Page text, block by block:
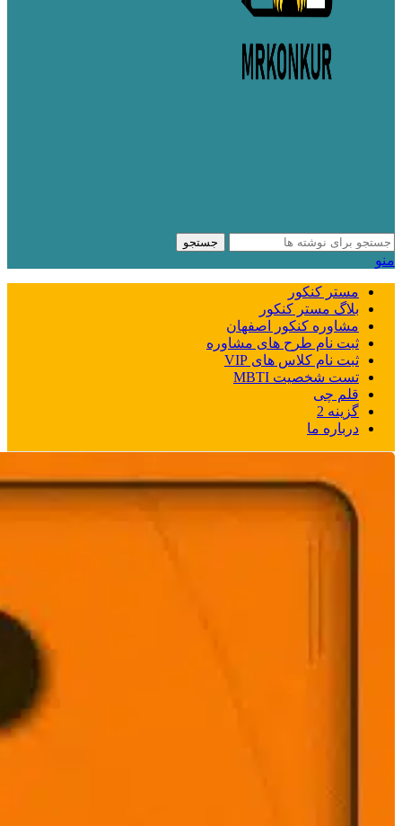
جستجو
منو
مستر کنکور
بلاگ مستر کنکور
مشاوره کنکور اصفهان
ثبت نام طرح های مشاوره
ثبت نام کلاس های VIP
تست شخصیت MBTI
قلم چی
گزینه 2
درباره ما